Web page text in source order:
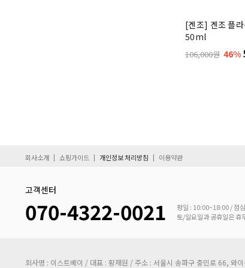
[겐조] 겐조 플
50ml
106,000원 46%
회사소개 | 쇼핑가이드 | 개인정보 처리방침 | 이용약관
고객센터
070-4322-0021
평일 : 10:00~18:00 / 점
토/일요일과 공휴일은 휴
회사명 : 이스트베이 / 대표 : 황재원 / 주소 : 서울시 송파구 충민로 66,